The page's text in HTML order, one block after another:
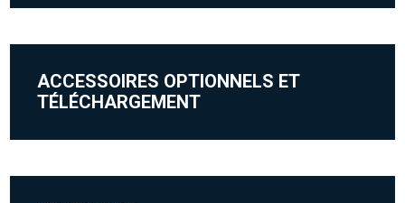
ACCESSOIRES OPTIONNELS ET
TÉLÉCHARGEMENT